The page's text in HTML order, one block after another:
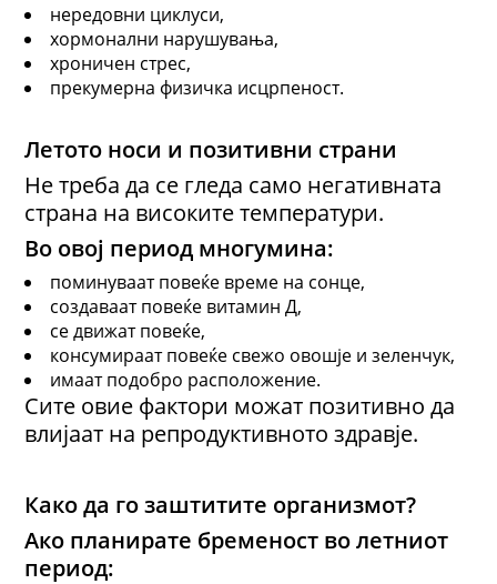
нередовни циклуси,
хормонални нарушувања,
хроничен стрес,
прекумерна физичка исцрпеност.
Летото носи и позитивни страни
Не треба да се гледа само негативната
страна на високите температури.
Во овој период многумина:
поминуваат повеќе време на сонце,
создаваат повеќе витамин Д,
се движат повеќе,
консумираат повеќе свежо овошје и зеленчук,
имаат подобро расположение.
Сите овие фактори можат позитивно да
влијаат на репродуктивното здравје.
Како да го заштитите организмот?
Ако планирате бременост во летниот
период: